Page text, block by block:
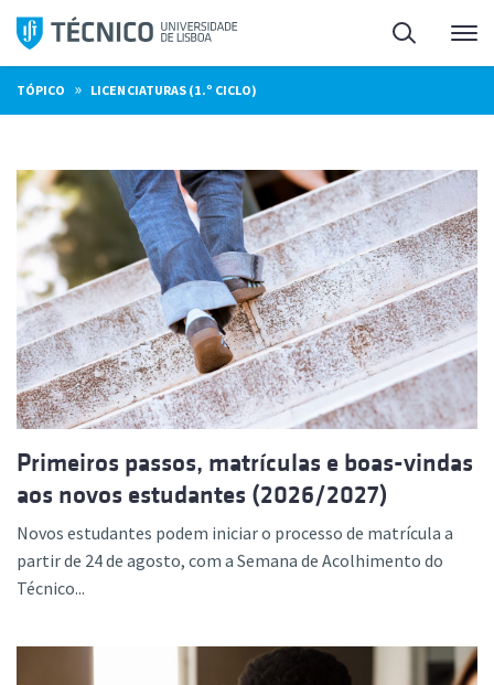
Saltar
para
o
conteúdo
Pesquisa
TÓPICO » LICENCIATURAS (1.º CICLO)
Primeiros passos, matrículas e boas-vindas
aos novos estudantes (2026/2027)
Novos estudantes podem iniciar o processo de matrícula a
partir de 24 de agosto, com a Semana de Acolhimento do
Técnico...